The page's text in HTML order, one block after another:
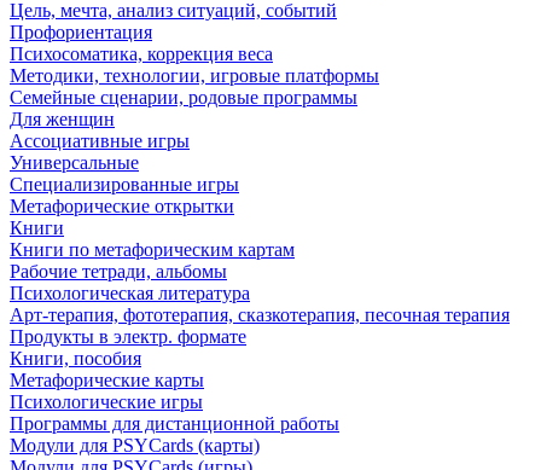
Цель, мечта, анализ ситуаций, событий
Профориентация
Психосоматика, коррекция веса
Методики, технологии, игровые платформы
Семейные сценарии, родовые программы
Для женщин
Ассоциативные игры
Универсальные
Специализированные игры
Метафорические открытки
Книги
Книги по метафорическим картам
Рабочие тетради, альбомы
Психологическая литература
Арт-терапия, фототерапия, сказкотерапия, песочная терапия
Продукты в электр. формате
Книги, пособия
Метафорические карты
Психологические игры
Программы для дистанционной работы
Модули для PSYCards (карты)